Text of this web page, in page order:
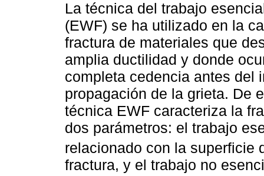
La técnica del trabajo
(EWF) se ha utilizado en la
fractura de materiales que
amplia ductilidad y donde
completa cedencia antes del
propagación de la grieta. De
técnica EWF caracteriza la
dos parámetros: el trabajo
relacionado con la superficie
fractura, y el trabajo no